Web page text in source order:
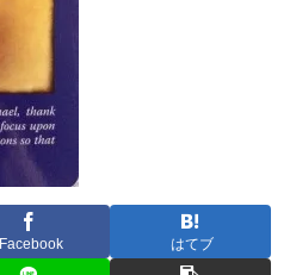
Facebook はてブ